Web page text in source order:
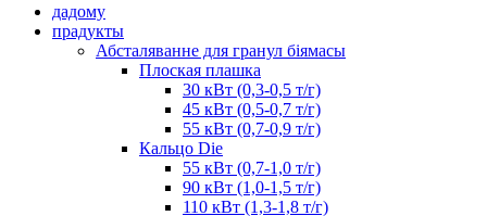
дадому
прадукты
Абсталяванне для гранул біямасы
Плоская плашка
30 кВт (0,3-0,5 т/г)
45 кВт (0,5-0,7 т/г)
55 кВт (0,7-0,9 т/г)
Кальцо Die
55 кВт (0,7-1,0 т/г)
90 кВт (1,0-1,5 т/г)
110 кВт (1,3-1,8 т/г)